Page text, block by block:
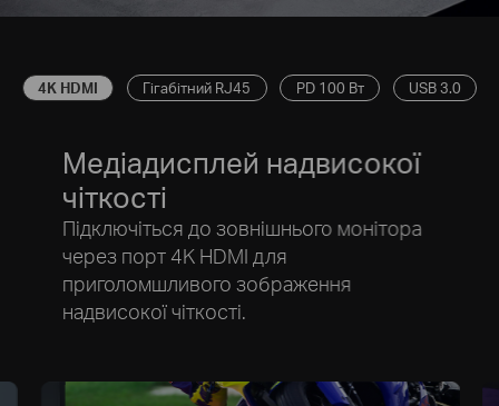
4K HDMI Гігабітний RJ45 PD 100 Вт USB 3.0
Медіадисплей надвисокої
чіткості
Підключіться до зовнішнього монітора
через порт 4K HDMI для
приголомшливого зображення
надвисокої чіткості.